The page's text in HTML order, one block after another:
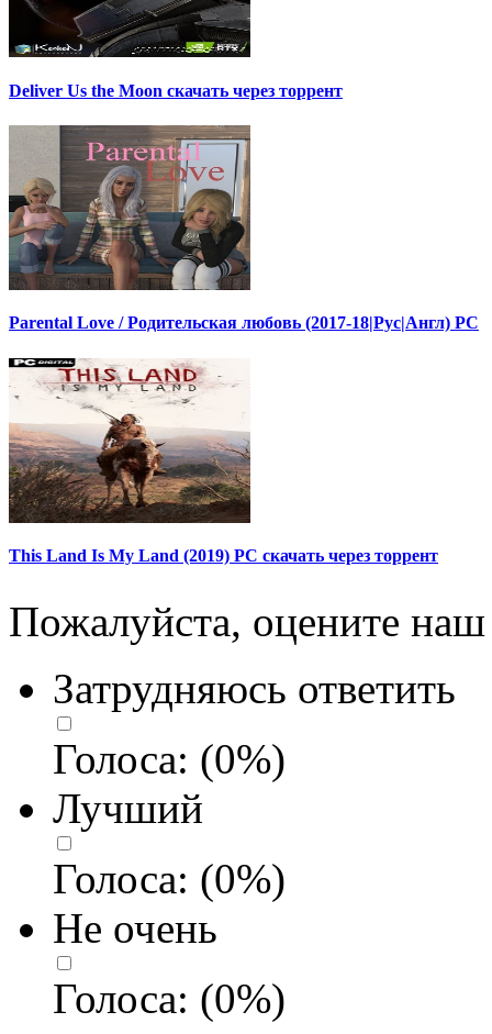
Deliver Us the Moon скачать через торрент
Parental Love / Родительская любовь (2017-18|Рус|Англ) PC
This Land Is My Land (2019) PC скачать через торрент
Пожалуйста, оцените наш
Затрудняюсь ответить
Голоса: (0%)
Лучший
Голоса: (0%)
Не очень
Голоса: (0%)